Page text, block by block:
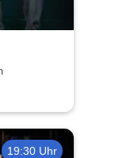
- Merry
19:30 Uhr